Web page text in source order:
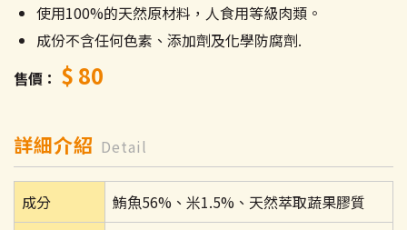
使用100%的天然原材料，人食用等級肉類。
成份不含任何色素、添加劑及化學防腐劑.
售價
$ 80
詳細介紹 Detail
成分
鮪魚56%、米1.5%、天然萃取蔬果膠質